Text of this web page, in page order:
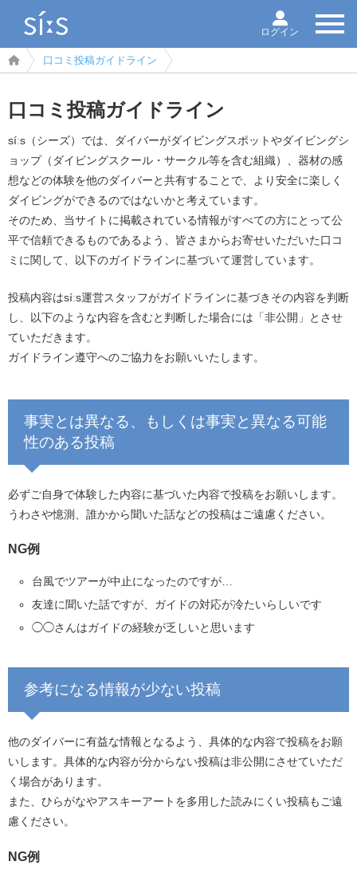
ログイン
口コミ投稿ガイドライン
口コミ投稿ガイドライン
síːs（シーズ）では、ダイバーがダイビングスポットやダイビングシ
ョップ（ダイビングスクール・サークル等を含む組織）、器材の感
想などの体験を他のダイバーと共有することで、より安全に楽しく
ダイビングができるのではないかと考えています。
そのため、当サイトに掲載されている情報がすべての方にとって公
平で信頼できるものであるよう、皆さまからお寄せいただいた口コ
ミに関して、以下のガイドラインに基づいて運営しています。
投稿内容はsíːs運営スタッフがガイドラインに基づきその内容を判断
し、以下のような内容を含むと判断した場合には「非公開」とさせ
ていただきます。
ガイドライン遵守へのご協力をお願いいたします。
事実とは異なる、もしくは事実と異なる可能
性のある投稿
必ずご自身で体験した内容に基づいた内容で投稿をお願いします。
うわさや憶測、誰かから聞いた話などの投稿はご遠慮ください。
NG例
台風でツアーが中止になったのですが…
友達に聞いた話ですが、ガイドの対応が冷たいらしいです
◯◯さんはガイドの経験が乏しいと思います
参考になる情報が少ない投稿
他のダイバーに有益な情報となるよう、具体的な内容で投稿をお願
いします。具体的な内容が分からない投稿は非公開にさせていただ
く場合があります。
また、ひらがなやアスキーアートを多用した読みにくい投稿もご遠
慮ください。
NG例